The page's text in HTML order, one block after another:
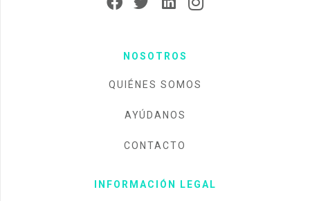
NOSOTROS
QUIÉNES SOMOS
AYÚDANOS
CONTACTO
INFORMACIÓN LEGAL